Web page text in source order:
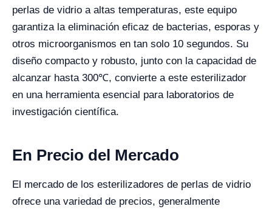
perlas de vidrio a altas temperaturas, este equipo
garantiza la eliminación eficaz de bacterias, esporas y
otros microorganismos en tan solo 10 segundos. Su
diseño compacto y robusto, junto con la capacidad de
alcanzar hasta 300℃, convierte a este esterilizador
en una herramienta esencial para laboratorios de
investigación científica.
En Precio del Mercado
El mercado de los esterilizadores de perlas de vidrio
ofrece una variedad de precios, generalmente